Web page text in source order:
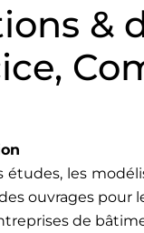
&
études, les
ouvrages pour
de